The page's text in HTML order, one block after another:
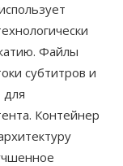
Файлы
субтитров и
для
Контейнер